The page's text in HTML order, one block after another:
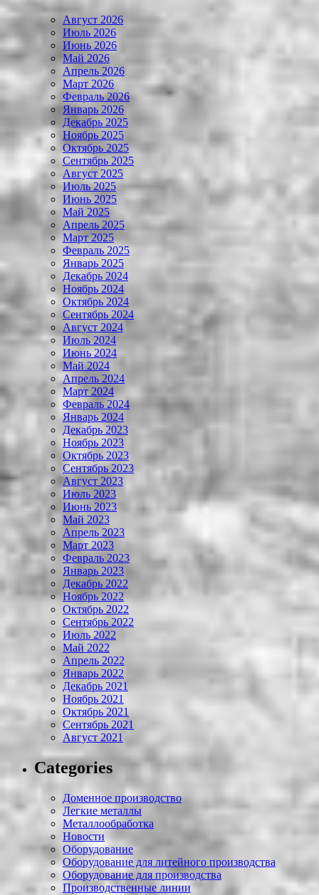
Август 2026
Июль 2026
Июнь 2026
Май 2026
Апрель 2026
Март 2026
Февраль 2026
Январь 2026
Декабрь 2025
Ноябрь 2025
Октябрь 2025
Сентябрь 2025
Август 2025
Июль 2025
Июнь 2025
Май 2025
Апрель 2025
Март 2025
Февраль 2025
Январь 2025
Декабрь 2024
Ноябрь 2024
Октябрь 2024
Сентябрь 2024
Август 2024
Июль 2024
Июнь 2024
Май 2024
Апрель 2024
Март 2024
Февраль 2024
Январь 2024
Декабрь 2023
Ноябрь 2023
Октябрь 2023
Сентябрь 2023
Август 2023
Июль 2023
Июнь 2023
Май 2023
Апрель 2023
Март 2023
Февраль 2023
Январь 2023
Декабрь 2022
Ноябрь 2022
Октябрь 2022
Сентябрь 2022
Июль 2022
Май 2022
Апрель 2022
Январь 2022
Декабрь 2021
Ноябрь 2021
Октябрь 2021
Сентябрь 2021
Август 2021
Categories
Доменное производство
Легкие металлы
Металлообработка
Новости
Оборудование
Оборудование для литейного производства
Оборудование для производства
Производственные линии